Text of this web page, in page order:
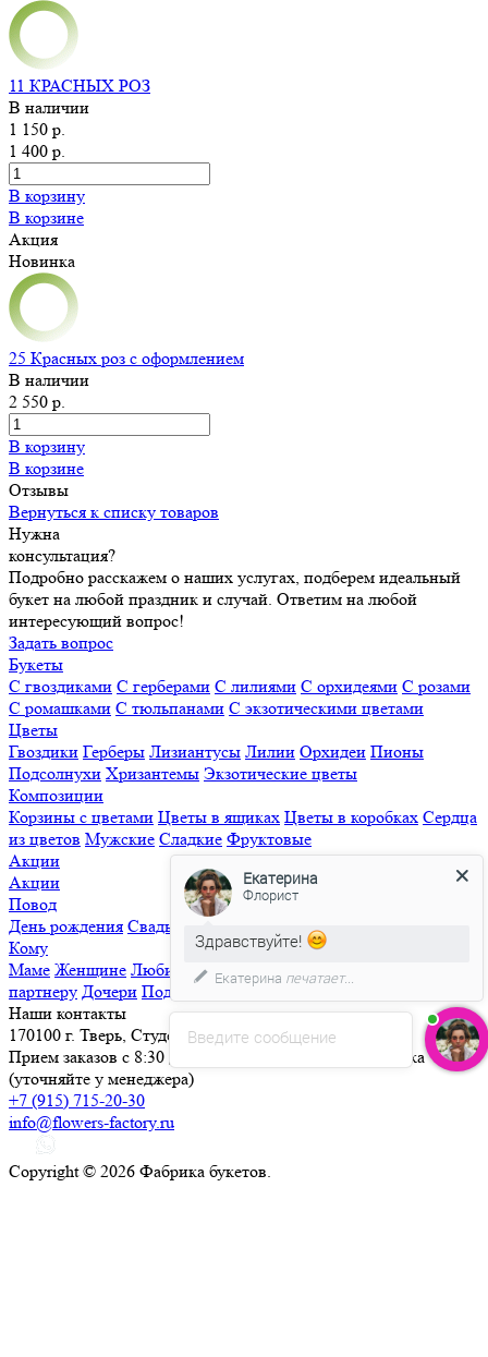
11 КРАСНЫХ РОЗ
В наличии
1 150 р.
1 400 р.
В корзину
В корзине
Акция
Новинка
25 Красных роз с оформлением
В наличии
2 550 р.
В корзину
В корзине
Отзывы
Вернуться к списку товаров
Нужна
консультация?
Подробно расскажем о наших услугах, подберем идеальный
букет на любой праздник и случай. Ответим на любой
интересующий вопрос!
Задать вопрос
Букеты
С гвоздиками С герберами С лилиями С орхидеями С розами
С ромашками С тюльпанами С экзотическими цветами
Цветы
Гвоздики Герберы Лизиантусы Лилии Орхидеи Пионы
Подсолнухи Хризантемы Экзотические цветы
Композиции
Корзины с цветами Цветы в ящиках Цветы в коробках Сердца
из цветов Мужские Сладкие Фруктовые
Акции
Акции
Повод
День рождения Свадьба Извинения
Кому
Маме Женщине Любимой Семье
партнеру Дочери Подруге
Наши контакты
170100 г. Тверь, Студенческий переулок, д. 25
Прием заказов с 8:30 до 21:30, круглосуточная доставка
(уточняйте у менеджера)
+7 (915) 715-20-30
info@flowers-factory.ru
Copyright © 2026 Фабрика букетов.
Введите сообщение
Екатерина
Флорист
Здравствуйте!
Екатерина печатает...